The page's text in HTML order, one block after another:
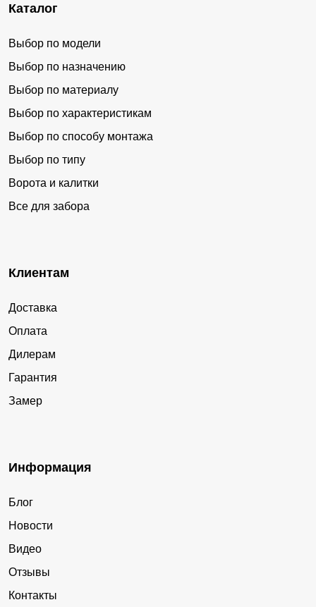
Каталог
Выбор по модели
Выбор по назначению
Выбор по материалу
Выбор по характеристикам
Выбор по способу монтажа
Выбор по типу
Ворота и калитки
Все для забора
Клиентам
Доставка
Оплата
Дилерам
Гарантия
Замер
Информация
Блог
Новости
Видео
Отзывы
Контакты